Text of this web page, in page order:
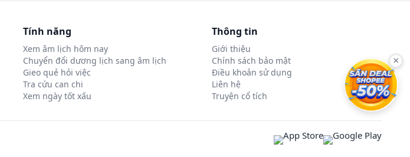
Tính năng
Xem âm lịch hôm nay
Chuyển đổi dương lịch sang âm lịch
Gieo quẻ hỏi việc
Tra cứu can chi
Xem ngày tốt xấu
Thông tin
Giới thiệu
Chính sách bảo mật
Điều khoản sử dụng
Liên hệ
Truyện cổ tích
×